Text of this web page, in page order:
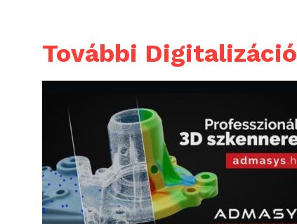
További Digitalizáció